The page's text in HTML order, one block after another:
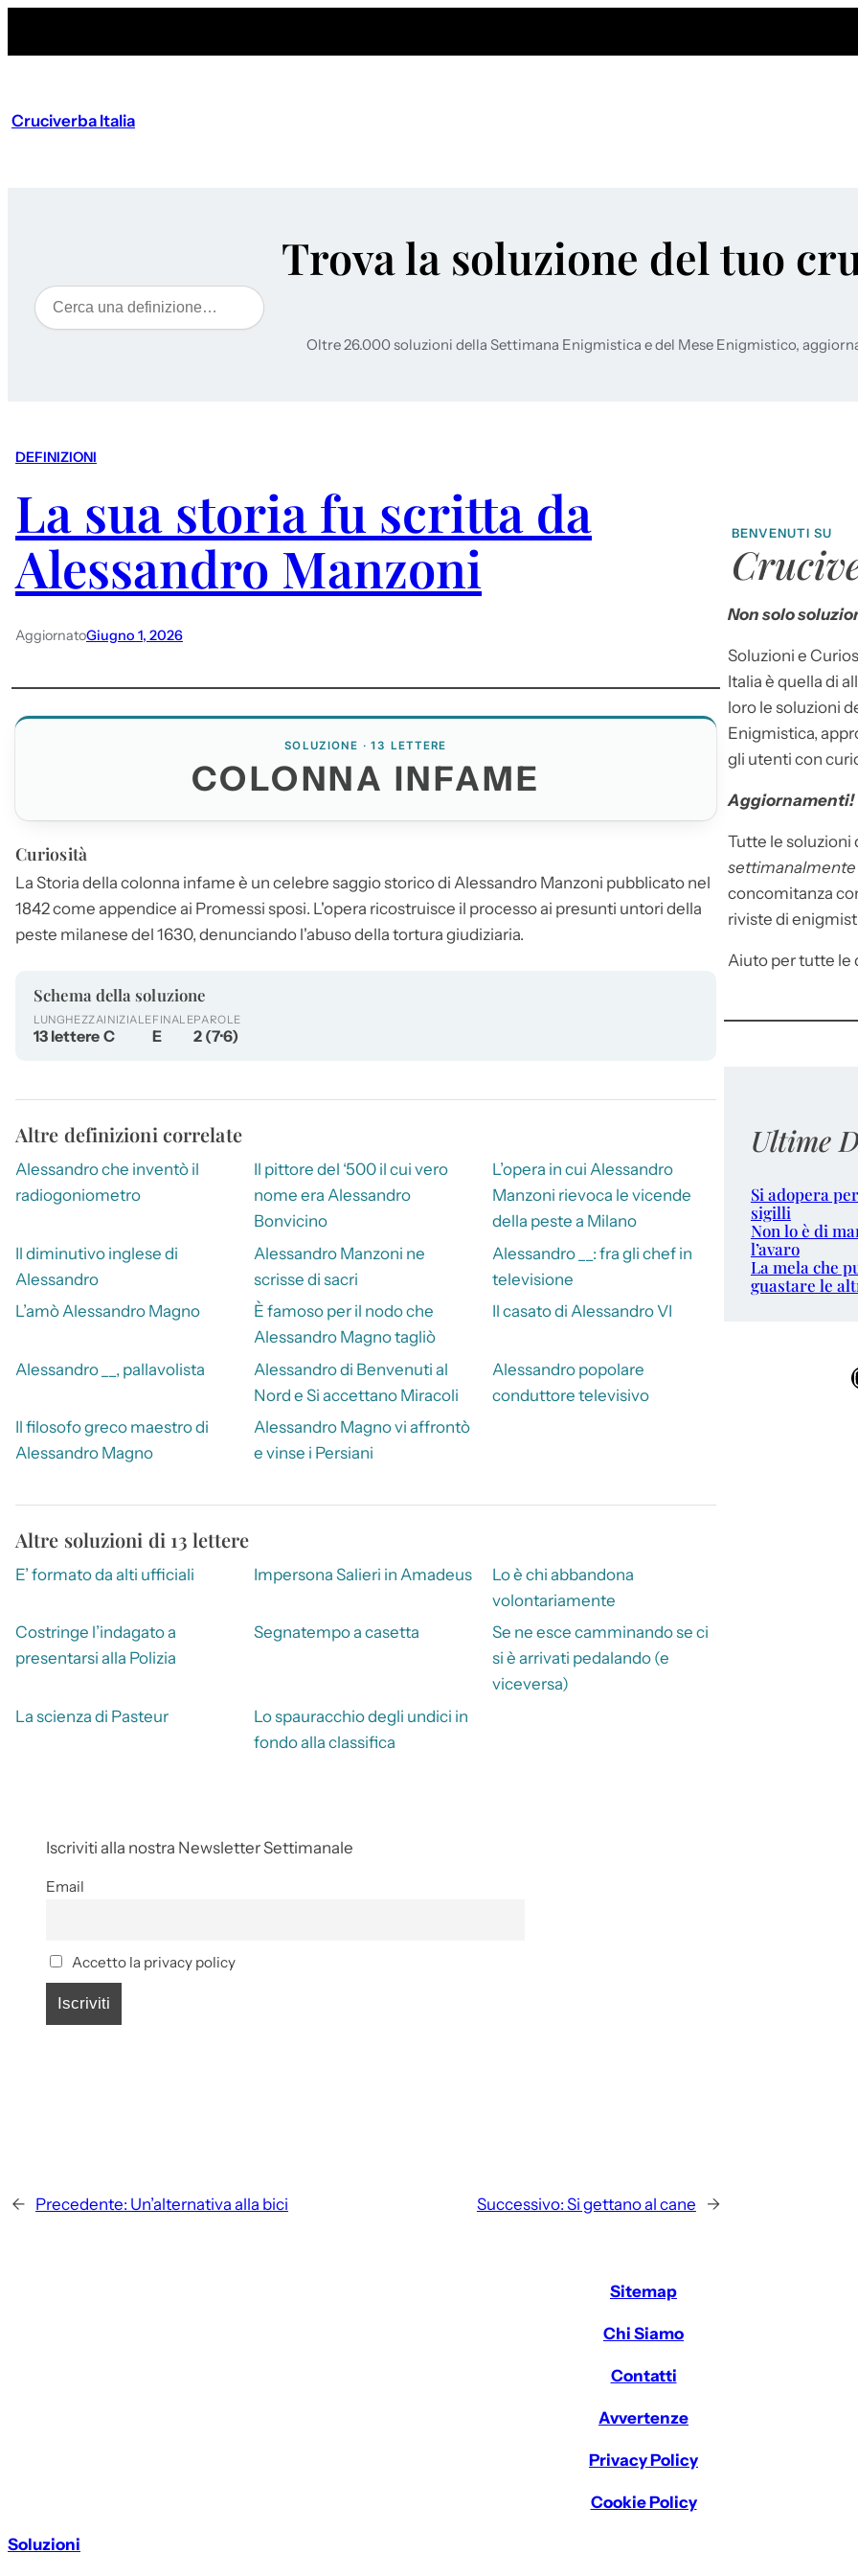
Cruciverba Italia
Trova la soluzione del tuo
Cerca
Oltre 26.000 soluzioni della Settimana Enigmistica e del Mese Enigmistico,
DEFINIZIONI
La sua storia fu scritta da
Alessandro Manzoni
AggiornatoGiugno 1, 2026
SOLUZIONE · 13 LETTERE
COLONNA INFAME
Curiosità
La Storia della colonna infame è un celebre saggio storico di Alessandro Manzoni pubblicato nel
1842 come appendice ai Promessi sposi. L'opera ricostruisce il processo ai presunti untori della
peste milanese del 1630, denunciando l'abuso della tortura giudiziaria.
Schema della soluzione
LUNGHEZZA
13 lettere
INIZIALE
C
FINALE
E
PAROLE
2 (7·6)
Altre definizioni correlate
Alessandro che inventò il
radiogoniometro
Il pittore del ‘500 il cui vero
nome era Alessandro
Bonvicino
L’opera in cui Alessandro
Manzoni rievoca le vicende
della peste a Milano
Il diminutivo inglese di
Alessandro
Alessandro Manzoni ne
scrisse di sacri
Alessandro __: fra gli chef in
televisione
L’amò Alessandro Magno
È famoso per il nodo che
Alessandro Magno tagliò
Il casato di Alessandro VI
Alessandro __, pallavolista
Alessandro di Benvenuti al
Nord e Si accettano Miracoli
Alessandro popolare
conduttore televisivo
Il filosofo greco maestro di
Alessandro Magno
Alessandro Magno vi affrontò
e vinse i Persiani
Altre soluzioni di 13 lettere
E’ formato da alti ufficiali Impersona Salieri in Amadeus
Lo è chi abbandona
volontariamente
Costringe l’indagato a
presentarsi alla Polizia
Segnatempo a casetta
Se ne esce camminando se ci
si è arrivati pedalando (e
viceversa)
La scienza di Pasteur
Lo spauracchio degli undici in
fondo alla classifica
Iscriviti alla nostra Newsletter Settimanale
Email
Accetto la privacy policy
← Precedente: Un’alternativa alla bici Successivo: Si gettano al cane →
BENVENUTI SU
Non solo
Soluzioni e
Italia è quella di
loro le soluzioni
Enigmistica,
gli utenti con
Aggiornamenti!
Tutte le soluzioni
settimanalmente
concomitanza
riviste di
Aiuto per tutte le
Ultime
Si adopera
sigilli
Non lo è di
l’avaro
La mela che
guastare le
Sitemap
Chi Siamo
Contatti
Avvertenze
Privacy Policy
Cookie Policy
Soluzioni